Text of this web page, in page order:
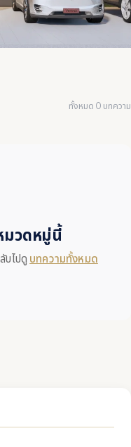
ทั้งหมด 0 บทความ
มวดหมู่นี้
บไปดู บทความทั้งหมด